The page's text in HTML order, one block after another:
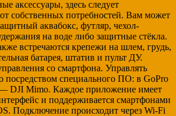
аксессуары, здесь следует
от собственных потребностей. Вам может
аквабокс, футляр, чехол-
на воде либо защитные стёкла.
встречаются крепежи на шлем, грудь,
батарея, штатив и пульт ДУ.
со смартфона. Управлять
посредством специального ПО: в GoPro
DJI Mimo. Каждое приложение имеет
и поддерживается смартфонами
Подключение происходит через Wi-Fi